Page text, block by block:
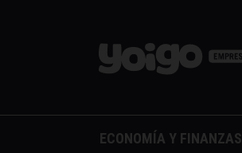
ECONOMÍA Y FINANZAS